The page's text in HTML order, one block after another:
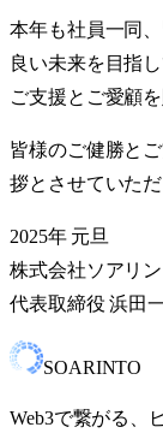
本年も社員一同
良い未来を目指
ご支援とご愛顧
皆様のご健勝と
拶とさせていただ
2025年 元旦
株式会社ソアリン
代表取締役 浜田
SOARINTO
Web3で繋がる、